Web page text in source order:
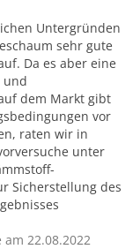
Untergründen
sehr gute
Da es aber eine
und
dem Markt gibt
vor
raten wir in
unter
Sicherstellung des
22.08.2022